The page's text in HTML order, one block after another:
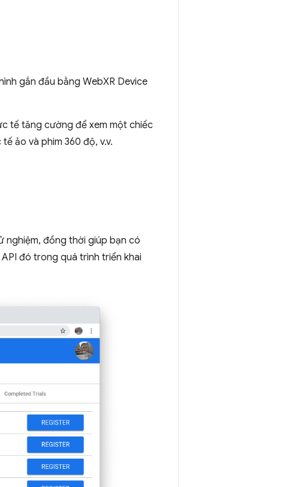
gắn đầu bằng WebXR Device
tế tăng cường để xem một chiếc
ảo và phim 360 độ, v.v.
nghiệm, đồng thời giúp bạn có
đó trong quá trình triển khai